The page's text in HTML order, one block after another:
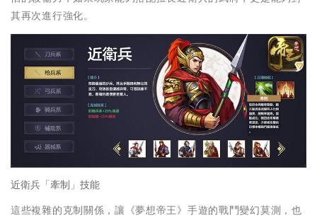
其再次進行強化。
近衛兵「牽制」技能
這些複雜的克制關係，讓《夢想帝王》手遊的戰鬥變幻莫測，也